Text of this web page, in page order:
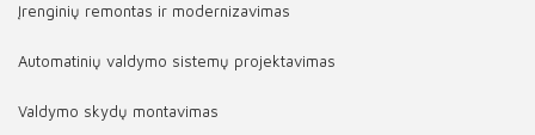
Įrenginių remontas ir modernizavimas
Automatinių valdymo sistemų projektavimas
Valdymo skydų montavimas